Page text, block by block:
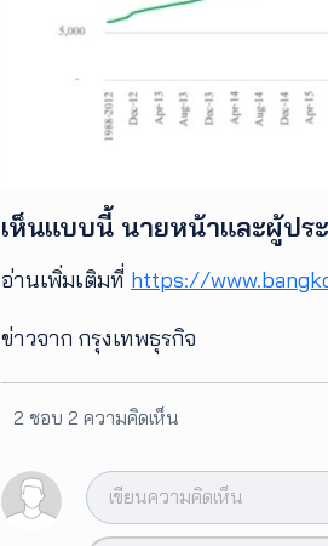
เห็นแบบนี้ นายหน้าและผู้ปร
อ่านเพิ่มเติมที่ https://
ข่าวจาก กรุงเทพธุรกิจ
2 ชอบ 2 ความคิดเห็น